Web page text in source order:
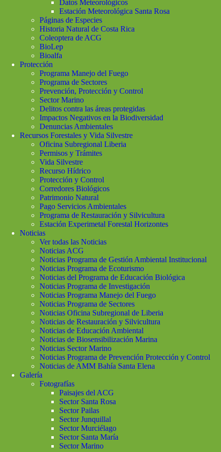
Datos Meteorológicos
Estación Meteorológica Santa Rosa
Páginas de Especies
Historia Natural de Costa Rica
Coleoptera de ACG
BioLep
Bioalfa
Protección
Programa Manejo del Fuego
Programa de Sectores
Prevención, Protección y Control
Sector Marino
Delitos contra las áreas protegidas
Impactos Negativos en la Biodiversidad
Denuncias Ambientales
Recursos Forestales y Vida Silvestre
Oficina Subregional Liberia
Permisos y Trámites
Vida Silvestre
Recurso Hídrico
Protección y Control
Corredores Biológicos
Patrimonio Natural
Pago Servicios Ambientales
Programa de Restauración y Silvicultura
Estación Experimetal Forestal Horizontes
Noticias
Ver todas las Noticias
Noticias ACG
Noticias Programa de Gestión Ambiental Institucional
Noticias Programa de Ecoturismo
Noticias del Programa de Educación Biológica
Noticias Programa de Investigación
Noticias Programa Manejo del Fuego
Noticias Programa de Sectores
Noticias Oficina Subregional de Liberia
Noticias de Restauración y Silvicultura
Noticias de Educación Ambiental
Noticias de Biosensibilización Marina
Noticias Sector Marino
Noticias Programa de Prevención Protección y Control
Noticias de AMM Bahía Santa Elena
Galería
Fotografías
Paisajes del ACG
Sector Santa Rosa
Sector Pailas
Sector Junquillal
Sector Murciélago
Sector Santa María
Sector Marino